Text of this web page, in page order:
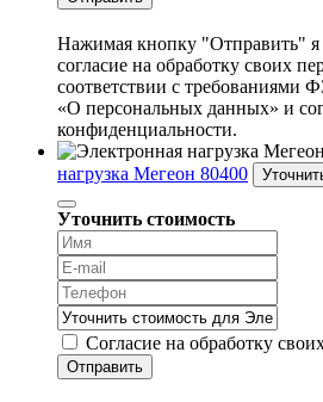
Нажимая кнопку "Отправить" я
согласие на обработку своих
соответствии с требованиями
«О персональных данных» и
конфиденциальности.
нагрузка Мегеон 80400
Уточнить стоимость
Согласие на обработку
Отправить